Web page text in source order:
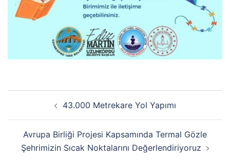
43.000 Metrekare Yol Yapımı
Avrupa Birliği Projesi Kapsamında Termal Gözle
Şehrimizin Sıcak Noktalarını Değerlendiriyoruz